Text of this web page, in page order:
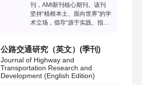
刊，AMI新刊核心期刊。该刊
坚持“植根本土、面向世界”的学
术立场，倡导“源于实践、指向
学术共同体呈现更多“务实、前
沿、鲜明”的声音和力量。
公路交通研究（英文） (季刊)
Journal of Highway and
Transportation Research and
Development (English Edition)